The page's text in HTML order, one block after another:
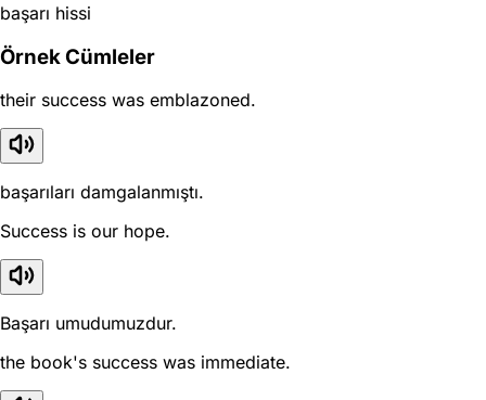
başarı hissi
Örnek Cümleler
their success was emblazoned.
başarıları damgalanmıştı.
Success is our hope.
Başarı umudumuzdur.
the book's success was immediate.